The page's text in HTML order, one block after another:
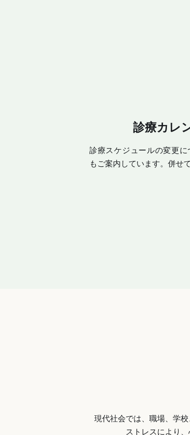
診療カレ
診療スケジュールの変更
もご案内しています。併せ
現代社会では、職場、学
ストレスにより